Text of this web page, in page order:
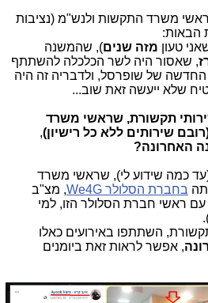
שלחתי ביום 6.12.18 לראשי משרד התקשות ולנש"מ (נציבות
הבאות:
טעון מזה שנים), שהמשנה
, שאסור היה לשר הכלכלה להשתתף
של שופרסל, ולדבריה זה היה
שלא ייעשה זאת שוב...
תקשורת, שראשי משרד
שירותים ללא כל רישיון),
האחרונה?
כמה שידוע לי), שראשי משרד
בחברת הסלולר We4G, מצ"ב
ראשי חברת הסלולר הזו, למי
השתתפו באירועים כאלו
, אפשר לראות זאת ביומנים